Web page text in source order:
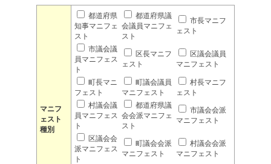
マニフ
ェスト
種別
都道府県
知事マニフェ
スト
都道府県議
会議員マニフェ
スト
市長マニフ
ェスト
市議会議
員マニフェス
ト
区長マニフ
ェスト
区議会議員
マニフェスト
町長マニ
フェスト
町議会議員
マニフェスト
村長マニフ
ェスト
村議会議
員マニフェス
ト
都道府県議
会会派マニフェ
スト
市議会会派
マニフェスト
区議会会
派マニフェス
ト
町議会会派
マニフェスト
村議会会派
マニフェスト